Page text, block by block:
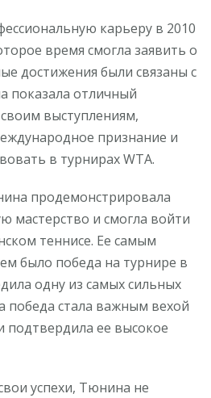
карьеру в 2010
время смогла заявить о
достижения были связаны с
показала отличный
выступлениям,
признание и
в турнирах WTA.
продемонстрировала
мастерство и смогла войти
теннисе. Ее самым
было победа на турнире в
одну из самых сильных
победа стала важным вехой
подтвердила ее высокое
успехи, Тюнина не